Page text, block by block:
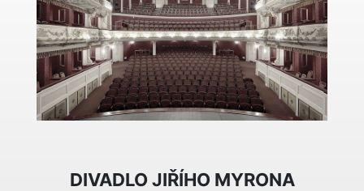
DIVADLO JIŘÍHO MYRONA